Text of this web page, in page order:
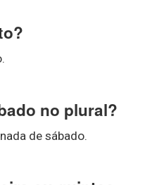
no plural?
de sábado.